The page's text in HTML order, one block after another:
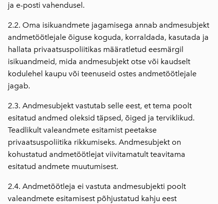
ja e-posti vahendusel.
2.2. Oma isikuandmete jagamisega annab andmesubjekt
andmetöötlejale õiguse koguda, korraldada, kasutada ja
hallata privaatsuspoliitikas määratletud eesmärgil
isikuandmeid, mida andmesubjekt otse või kaudselt
kodulehel kaupu või teenuseid ostes andmetöötlejale
jagab.
2.3. Andmesubjekt vastutab selle eest, et tema poolt
esitatud andmed oleksid täpsed, õiged ja terviklikud.
Teadlikult valeandmete esitamist peetakse
privaatsuspoliitika rikkumiseks. Andmesubjekt on
kohustatud andmetöötlejat viivitamatult teavitama
esitatud andmete muutumisest.
2.4. Andmetöötleja ei vastuta andmesubjekti poolt
valeandmete esitamisest põhjustatud kahju eest